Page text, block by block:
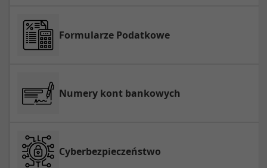
Formularze Podatkowe
Numery kont bankowych
Cyberbezpieczeństwo